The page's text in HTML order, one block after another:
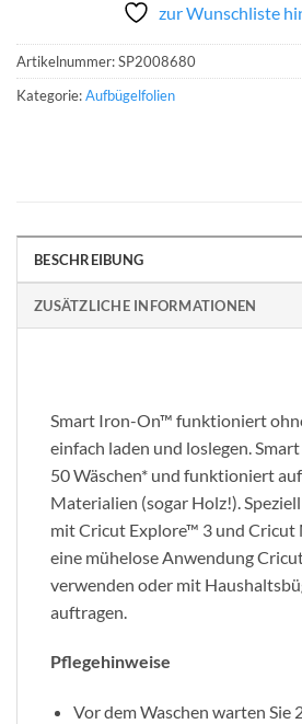
zur Wunschliste
Artikelnummer:SP2008680
Kategorie:Aufbügelfolien
BESCHREIBUNG
ZUSÄTZLICHE INFORMATIONEN
Smart Iron-On™ funktioniert
einfach laden und loslegen.
50 Wäschen* und funktioniert
Materialien (sogar Holz!).
mit Cricut Explore™ 3 und Cricut
eine mühelose Anwendung
verwenden oder mit
auftragen.
Pflegehinweise
Vor dem Waschen warten Sie